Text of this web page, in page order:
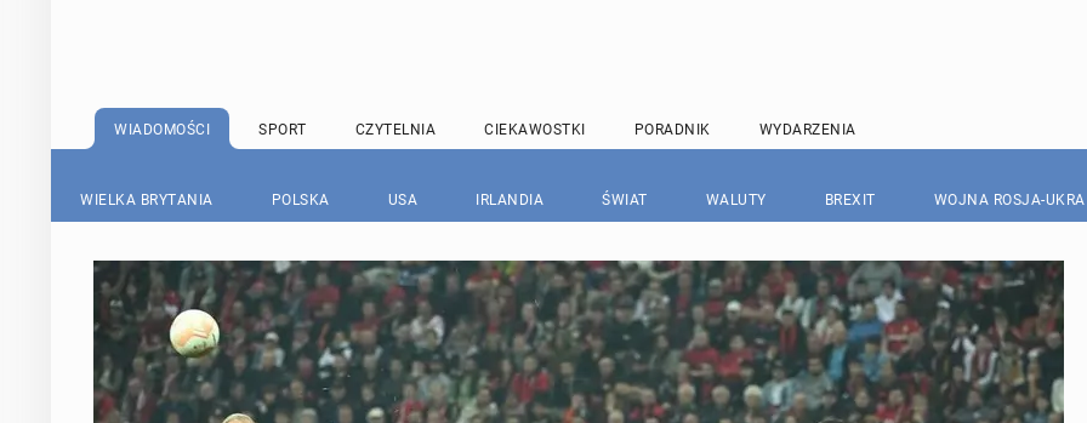
WIADOMOŚCI SPORT CZYTELNIA CIEKAWOSTKI PORADNIK WYDARZENIA
WIELKA BRYTANIA POLSKA USA IRLANDIA ŚWIAT WALUTY BREXIT WOJNA ROSJA-